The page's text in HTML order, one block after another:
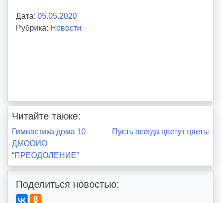
Дата: 05.05.2020
в
d
y
Рубрика: Новости
Читайте также:
Навигация
по
записям
Гимнастика дома 10
ДМООИО
“ПРЕОДОЛЕНИЕ”
Пусть всегда цветут цветы
Поделиться новостью: